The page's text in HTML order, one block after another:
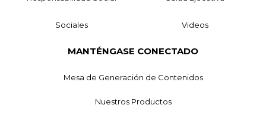
Sociales Videos
MANTÉNGASE CONECTADO
Mesa de Generación de Contenidos
Nuestros Productos